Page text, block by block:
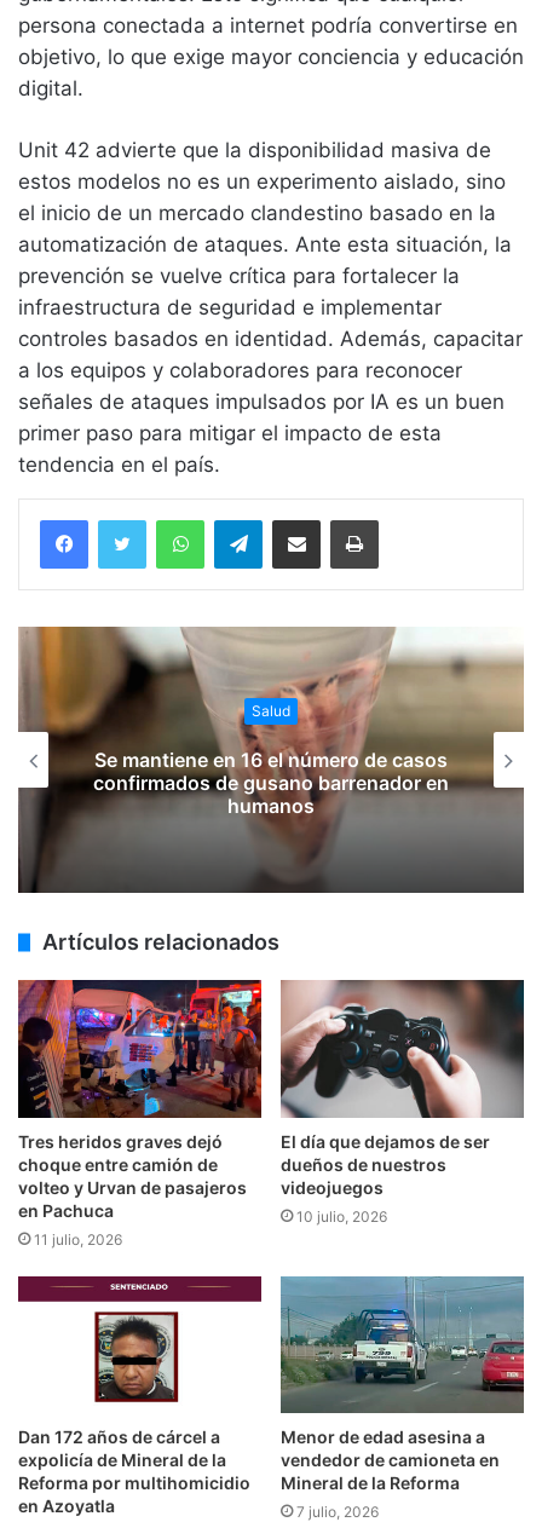
persona conectada a internet podría convertirse en
objetivo, lo que exige mayor conciencia y educación
digital.
Unit 42 advierte que la disponibilidad masiva de
estos modelos no es un experimento aislado, sino
el inicio de un mercado clandestino basado en la
automatización de ataques. Ante esta situación, la
prevención se vuelve crítica para fortalecer la
infraestructura de seguridad e implementar
controles basados en identidad. Además, capacitar
a los equipos y colaboradores para reconocer
señales de ataques impulsados por IA es un buen
primer paso para mitigar el impacto de esta
tendencia en el país.
WhatsAppTelegramCompartir vía email Imprimir
Salud
Se mantiene en 16 el número de casos
confirmados de gusano barrenador en
humanos
Artículos relacionados
Tres heridos graves dejó
choque entre camión de
volteo y Urvan de pasajeros
en Pachuca
11 julio, 2026
El día que dejamos de ser
dueños de nuestros
videojuegos
10 julio, 2026
Dan 172 años de cárcel a
expolicía de Mineral de la
Reforma por multihomicidio
en Azoyatla
Menor de edad asesina a
vendedor de camioneta en
Mineral de la Reforma
7 julio, 2026